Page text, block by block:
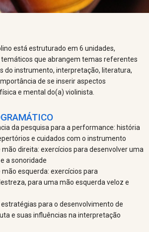
está estruturado em 6 unidades,
que abrangem temas referentes
do instrumento, interpretação, literatura,
de se inserir aspectos
e mental do(a) violinista.
da pesquisa para a performance: história
e cuidados com o instrumento
mão direita: exercícios para desenvolver uma
a sonoridade
mão esquerda: exercícios para
para uma mão esquerda veloz e
estratégias para o desenvolvimento de
e suas influências na interpretação